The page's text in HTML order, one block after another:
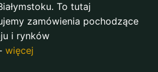
To tutaj
zamówienia pochodzące
i rynków
więcej